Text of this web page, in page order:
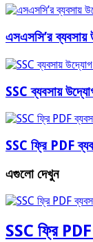
এসএসসি’র
SSC ব্যবসায়
SSC ফ্রি PDF
এগুলো দেখুন
SSC ফ্রি